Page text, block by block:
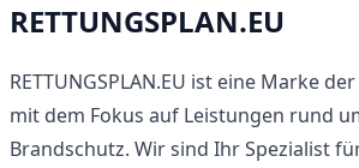
RETTUNGSPLAN.EU
RETTUNGSPLAN.EU ist eine Marke
mit dem Fokus auf Leistungen rund
Brandschutz. Wir sind Ihr Spezialist